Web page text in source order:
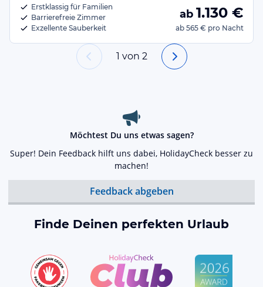
Erstklassig für Familien
Barrierefreie Zimmer
Exzellente Sauberkeit
ab 1.130 €
ab 565 € pro Nacht
1 von 2
Möchtest Du uns etwas sagen?
Super! Dein Feedback hilft uns dabei, HolidayCheck besser zu
machen!
Feedback abgeben
Finde Deinen perfekten Urlaub